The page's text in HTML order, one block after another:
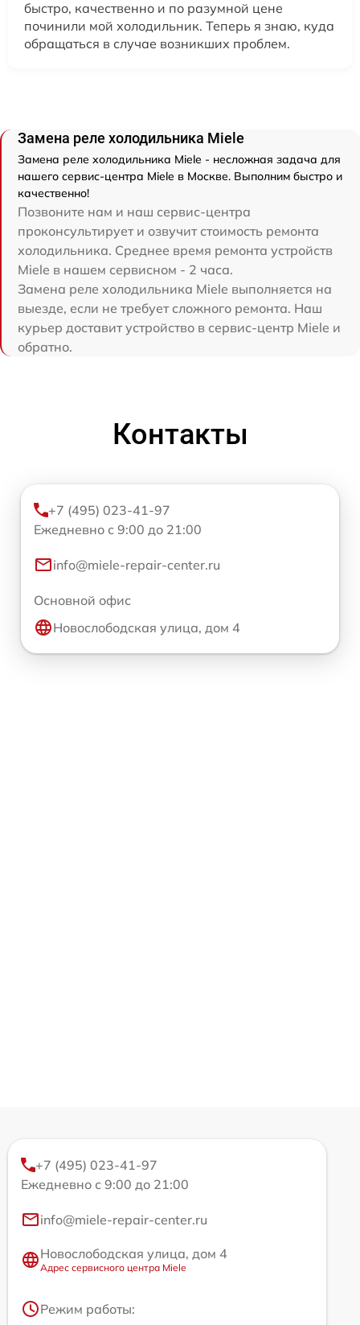
быстро, качественно и по разумной цене
починили мой холодильник. Теперь я знаю, куда
обращаться в случае возникших проблем.
Замена реле холодильника Miele
Замена реле холодильника Miele - несложная задача для
нашего сервис-центра Miele в Москве. Выполним быстро и
качественно!
Позвоните нам и наш сервис-центра
проконсультирует и озвучит стоимость ремонта
холодильника. Среднее время ремонта устройств
Miele в нашем сервисном - 2 часа.
Замена реле холодильника Miele выполняется на
выезде, если не требует сложного ремонта. Наш
курьер доставит устройство в сервис-центр Miele и
обратно.
Контакты
+7 (495) 023-41-97
Ежедневно с 9:00 до 21:00
info@miele-repair-center.ru
Основной офис
Новослободская улица, дом 4
+7 (495) 023-41-97
Ежедневно с 9:00 до 21:00
info@miele-repair-center.ru
Новослободская улица, дом 4
Адрес сервисного центра Miele
Режим работы: